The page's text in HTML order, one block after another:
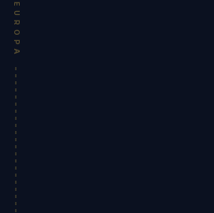
EUROPA